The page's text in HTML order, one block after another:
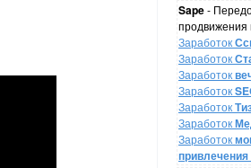
Sape-
продвижения
Заработок
Заработок
Заработок
Заработок
Заработок
Заработок
Заработок
привлечения